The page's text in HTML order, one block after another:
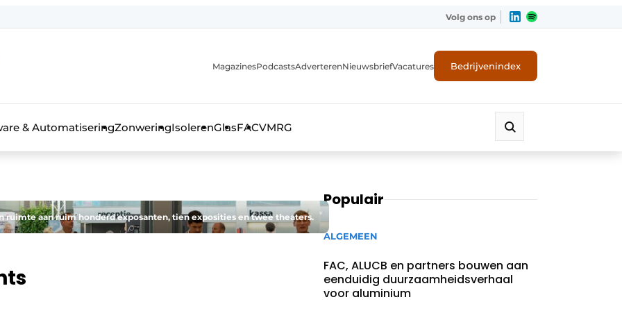
glas & daken
Volg ons op
MagazinesPodcastsAdverterenNieuwsbriefVacatures Bedrijvenindex
& AutomatiseringZonweringIsolerenGlasFACVMRG
ruimte aan ruim honderd exposanten, tien exposities en twee theaters.
Populair
ALGEMEEN
FAC, ALUCB en partners bouwen aan
eenduidig duurzaamheidsverhaal
voor aluminium